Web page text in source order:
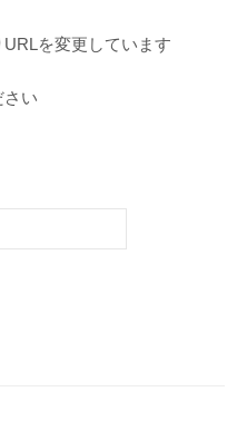
を変更しています
さい